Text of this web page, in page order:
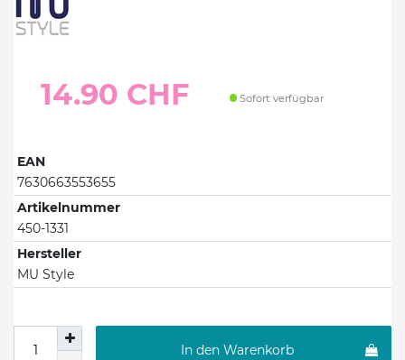
14.90 CHF Sofort verfügbar
EAN
7630663553655
Artikelnummer
450-1331
Hersteller
MU Style
In den Warenkorb